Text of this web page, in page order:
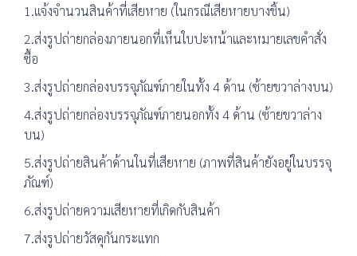
1.แจ้งจำนวนสินค้าที่เสียหาย (ในกรณีเสียหายบางชิ้น)
2.ส่งรูปถ่ายกล่องภายนอกที่เห็นใบปะหน้าและหมายเลขคำสั่ง
ซื้อ
3.ส่งรูปถ่ายกล่องบรรจุภัณฑ์ภายในทั้ง 4 ด้าน (ซ้ายขวาล่างบน)
4.ส่งรูปถ่ายกล่องบรรจุภัณฑ์ภายนอกทั้ง 4 ด้าน (ซ้ายขวาล่าง
บน)
5.ส่งรูปถ่ายสินค้าด้านในที่เสียหาย (ภาพที่สินค้ายังอยู่ในบรรจุ
ภัณฑ์)
6.ส่งรูปถ่ายความเสียหายที่เกิดกับสินค้า
7.ส่งรูปถ่ายวัสดุกันกระแทก